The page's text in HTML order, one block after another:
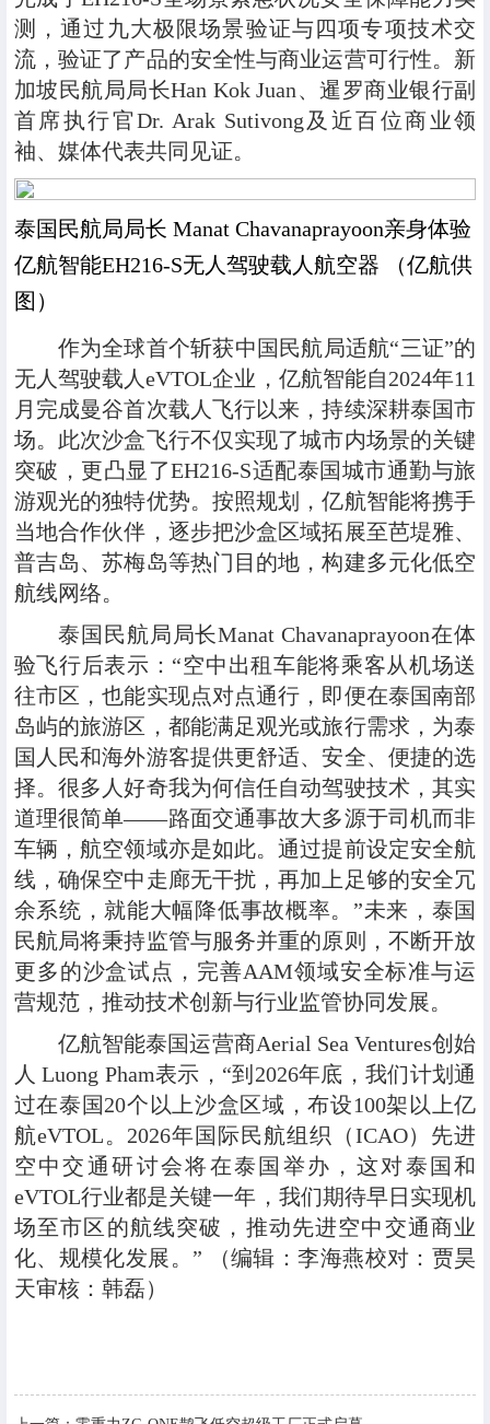
测，通过九大极限场景验证与四项专项技术交
流，验证了产品的安全性与商业运营可行性。新
加坡民航局局长Han Kok Juan、暹罗商业银行副
首席执行官Dr. Arak Sutivong及近百位商业领
袖、媒体代表共同见证。
泰国民航局局长 Manat Chavanaprayoon亲身体验
亿航智能EH216-S无人驾驶载人航空器 （亿航供
图）
作为全球首个斩获中国民航局适航“三证”的
无人驾驶载人eVTOL企业，亿航智能自2024年11
月完成曼谷首次载人飞行以来，持续深耕泰国市
场。此次沙盒飞行不仅实现了城市内场景的关键
突破，更凸显了EH216-S适配泰国城市通勤与旅
游观光的独特优势。按照规划，亿航智能将携手
当地合作伙伴，逐步把沙盒区域拓展至芭堤雅、
普吉岛、苏梅岛等热门目的地，构建多元化低空
航线网络。
泰国民航局局长Manat Chavanaprayoon在体
验飞行后表示：“空中出租车能将乘客从机场送
往市区，也能实现点对点通行，即便在泰国南部
岛屿的旅游区，都能满足观光或旅行需求，为泰
国人民和海外游客提供更舒适、安全、便捷的选
择。很多人好奇我为何信任自动驾驶技术，其实
道理很简单——路面交通事故大多源于司机而非
车辆，航空领域亦是如此。通过提前设定安全航
线，确保空中走廊无干扰，再加上足够的安全冗
余系统，就能大幅降低事故概率。”未来，泰国
民航局将秉持监管与服务并重的原则，不断开放
更多的沙盒试点，完善AAM领域安全标准与运
营规范，推动技术创新与行业监管协同发展。
亿航智能泰国运营商Aerial Sea Ventures创始
人 Luong Pham表示，“到2026年底，我们计划通
过在泰国20个以上沙盒区域，布设100架以上亿
航eVTOL。2026年国际民航组织（ICAO）先进
空中交通研讨会将在泰国举办，这对泰国和
eVTOL行业都是关键一年，我们期待早日实现机
场至市区的航线突破，推动先进空中交通商业
化、规模化发展。” （编辑：李海燕校对：贾昊
天审核：韩磊）